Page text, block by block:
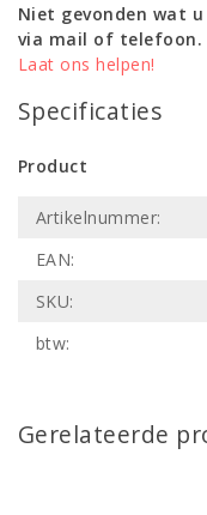
Niet gevonden wat
via mail of telefoon.
Laat ons helpen!
Specificaties
Product
Artikelnummer:
EAN:
SKU:
btw:
Gerelateerde